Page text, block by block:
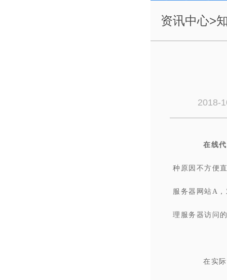
资讯中心>
2018-
在线
种原因不方便
服务器网站A
理服务器访问
在实